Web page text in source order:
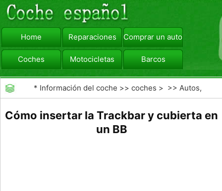
Home Reparaciones Comprar un automóvil
Coches Motocicletas Barcos
viajar Camiones
* Información del coche >>coches > >>Autos,
Cómo insertar la Trackbar y cubierta en
un BB